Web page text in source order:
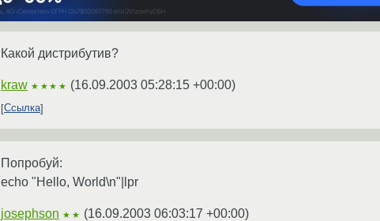
Какой дистрибутив?
kraw ★★★★ (16.09.2003 05:28:15 +00:00)
Ссылка
Попробуй:
echo "Hello, World\n"|lpr
josephson ★★ (16.09.2003 06:03:17 +00:00)